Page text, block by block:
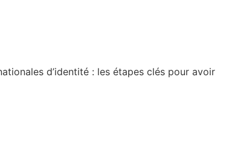
d’identité : les étapes clés pour avoir